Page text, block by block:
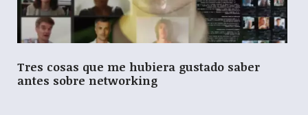
Tres cosas que me hubiera gustado saber
antes sobre networking